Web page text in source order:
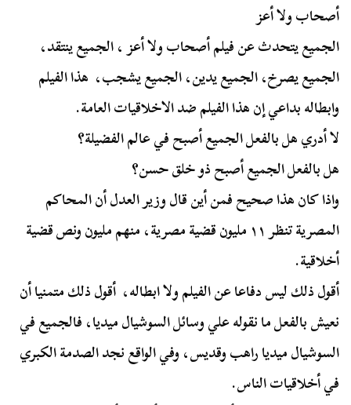
أصحاب ولا أعز
الجميع يتحدث عن فيلم أصحاب ولا أعز ، الجميع ينتقد،
الجميع يصرخ، الجميع يدين، الجميع يشجب، هذا الفيلم
وابطاله بداعي إن هذا الفيلم ضد الاخلاقيات العامة.
لا أدري هل بالفعل الجميع أصبح في عالم الفضيلة؟
هل بالفعل الجميع أصبح ذو خلق حسن؟
واذا كان هذا صحيح فمن أين قال وزير العدل أن المحاكم
المصرية تنظر ١١ مليون قضية مصرية، منهم مليون ونص قضية
أخلاقية.
أقول ذلك ليس دفاعا عن الفيلم ولا ابطاله، أقول ذلك متمنيا أن
نعيش بالفعل ما نقوله علي وسائل السوشيال ميديا، فالجميع في
السوشيال ميديا راهب وقديس، وفي الواقع نجد الصدمة الكبري
في أخلاقيات الناس.